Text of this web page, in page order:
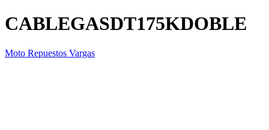
CABLEGASDT175KDOBLE
Moto Repuestos Vargas